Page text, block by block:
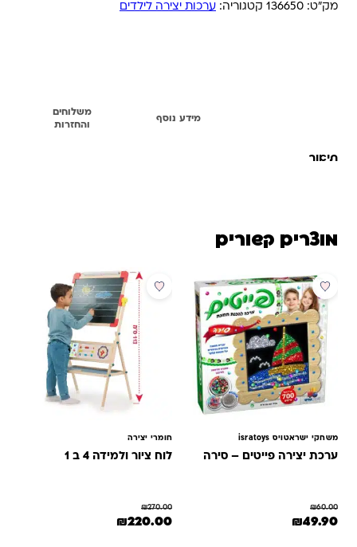
מק"ט: 136650 קטגוריה: ערכות יצירה לילדים
מידע נוסף
משלוחים
והחזרות
תיאור
מוצרים קשורים
מבצע
משחקי ישראטויס isratoys
ערכת יצירה פייטים – סירה
₪60.00
המחיר המקורי היה: ₪60.00.
₪49.90
מבצע
חומרי יצירה
לוח ציור ולמידה 4 ב 1
₪270.00
המחיר המקורי היה: ₪270.00.
₪220.00